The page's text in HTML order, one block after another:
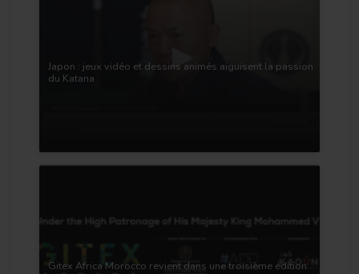
Japon : jeux vidéo et dessins animés aiguisent la passion
du Katana
Gitex Africa Morocco revient dans une troisième édition